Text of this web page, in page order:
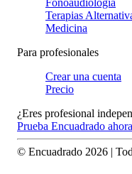
Fonoaudiología
Terapias
Medicina
Para profesionales
Crear una cuenta
Precio
¿Eres profesional
Prueba Encuadrado ahora
© Encuadrado 2026 |